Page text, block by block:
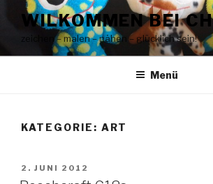
WILKOMMEN BEI
zeichen – malen – nähen – glücklich sein!
Menü
KATEGORIE: ART
VERÖFFENTLICHT
AM
2. JUNI 2012